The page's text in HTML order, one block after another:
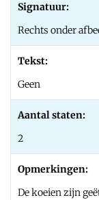
Signatuur:
Rechts onder
Tekst:
Geen
Aantal staten:
2
Opmerkingen:
De koeien zijn